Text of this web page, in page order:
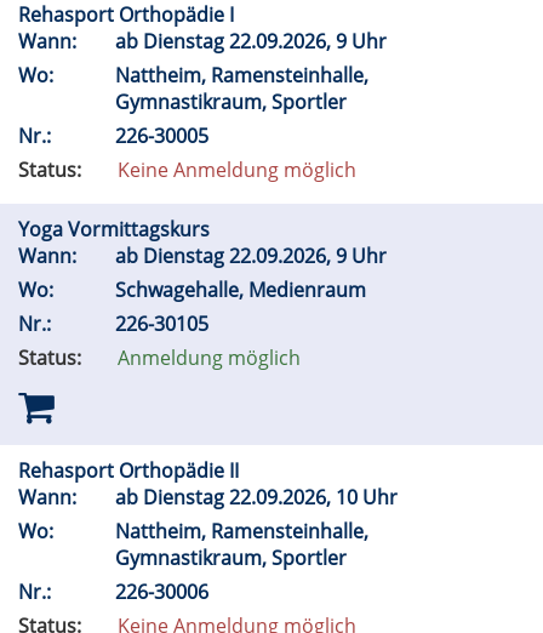
Rehasport Orthopädie I
Wann:
ab Dienstag 22.09.2026, 9 Uhr
Wo:
Nattheim, Ramensteinhalle,
Gymnastikraum, Sportler
Nr.:
226-30005
Status:
Keine Anmeldung möglich
Yoga Vormittagskurs
Wann:
ab Dienstag 22.09.2026, 9 Uhr
Wo:
Schwagehalle, Medienraum
Nr.:
226-30105
Status:
Anmeldung möglich
Rehasport Orthopädie II
Wann:
ab Dienstag 22.09.2026, 10 Uhr
Wo:
Nattheim, Ramensteinhalle,
Gymnastikraum, Sportler
Nr.:
226-30006
Status:
Keine Anmeldung möglich